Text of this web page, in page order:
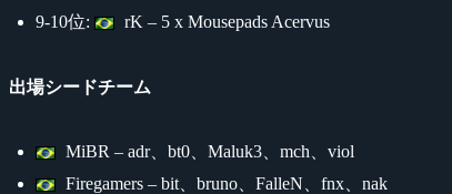
9-10位:
rK – 5 x Mousepads Acervus
出場シードチーム
MiBR – adr、bt0、Maluk3、mch、viol
Firegamers – bit、bruno、FalleN、fnx、nak